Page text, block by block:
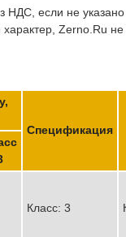
НДС, если не
Zerno.Ru не
Спецификация
Класс: 3